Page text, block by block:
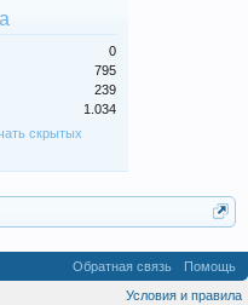
0
795
239
1.034
скрытых
Обратная связь
Помощь
Условия и правила